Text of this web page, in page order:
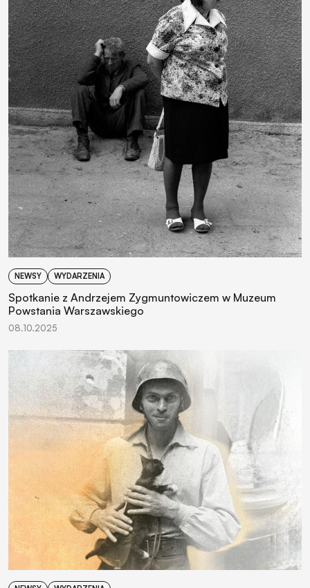
NEWSY WYDARZENIA
Spotkanie z Andrzejem Zygmuntowiczem w Muzeum
Powstania Warszawskiego
08.10.2025